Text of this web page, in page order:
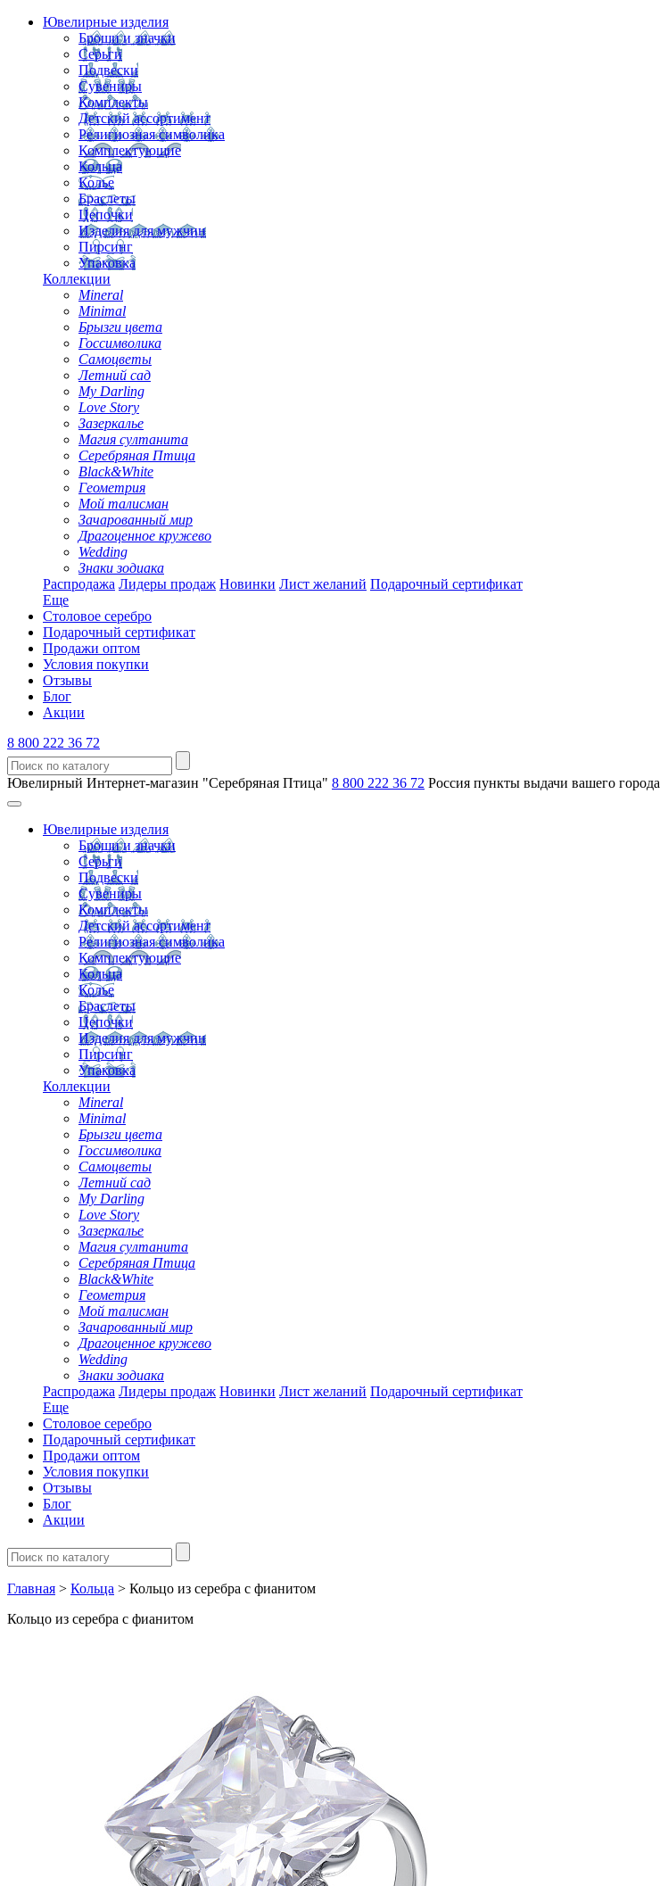
Ювелирные изделия
Броши и значки
Серьги
Подвески
Сувениры
Комплекты
Детский ассортимент
Религиозная символика
Комплектующие
Кольца
Колье
Браслеты
Цепочки
Изделия для мужчин
Пирсинг
Упаковка
Коллекции
Mineral
Minimal
Брызги цвета
Госсимволика
Самоцветы
Летний сад
My Darling
Love Story
Зазеркалье
Магия султанита
Серебряная Птица
Black&White
Геометрия
Мой талисман
Зачарованный мир
Драгоценное кружево
Wedding
Знаки зодиака
Распродажа Лидеры продаж Новинки Лист желаний Подарочный сертификат
Еще
Столовое серебро
Подарочный сертификат
Продажи оптом
Условия покупки
Отзывы
Блог
Акции
8 800 222 36 72
Ювелирный Интернет-магазин "Серебряная Птица" 8 800 222 36 72 Россия пункты выдачи вашего города
Ювелирные изделия
Броши и значки
Серьги
Подвески
Сувениры
Комплекты
Детский ассортимент
Религиозная символика
Комплектующие
Кольца
Колье
Браслеты
Цепочки
Изделия для мужчин
Пирсинг
Упаковка
Коллекции
Mineral
Minimal
Брызги цвета
Госсимволика
Самоцветы
Летний сад
My Darling
Love Story
Зазеркалье
Магия султанита
Серебряная Птица
Black&White
Геометрия
Мой талисман
Зачарованный мир
Драгоценное кружево
Wedding
Знаки зодиака
Распродажа Лидеры продаж Новинки Лист желаний Подарочный сертификат
Еще
Столовое серебро
Подарочный сертификат
Продажи оптом
Условия покупки
Отзывы
Блог
Акции
Главная > Кольца > Кольцо из серебра с фианитом
Кольцо из серебра с фианитом